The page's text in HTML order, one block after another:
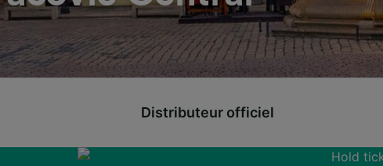
Distributeur officiel